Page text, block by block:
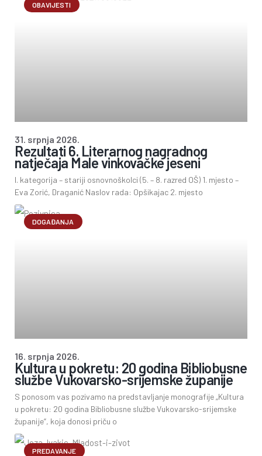
OBAVIJESTI
Rezultati 6. Literarnog nagradnog
natječaja Male vinkovačke jeseni
I. kategorija – stariji osnovnoškolci (5. – 8. razred OŠ) 1. mjesto –
Eva Zorić, Draganić Naslov rada: Opšikajac 2. mjesto
31. srpnja 2026.
DOGAĐANJA
Kultura u pokretu: 20 godina Bibliobusne
službe Vukovarsko-srijemske županije
S ponosom vas pozivamo na predstavljanje monografije „Kultura
u pokretu: 20 godina Bibliobusne službe Vukovarsko-srijemske
županije“, koja donosi priču o
16. srpnja 2026.
PREDAVANJE